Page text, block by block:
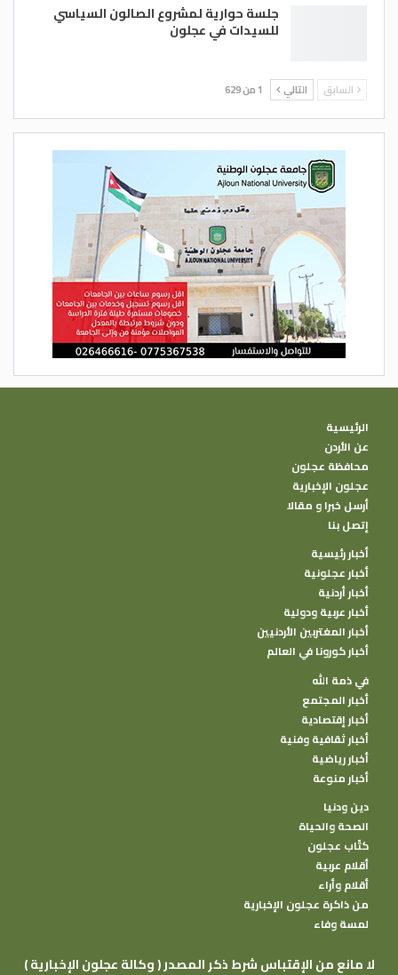
جلسة حوارية لمشروع الصالون السياسي
للسيدات في عجلون
السابق التالي 1 من 629
الرئيسية
عن الأردن
محافظة عجلون
عجلون الإخبارية
أرسل خبرا و مقالا
إتصل بنا
أخبار رئيسية
أخبار عجلونية
أخبار أردنية
أخبار عربية ودولية
أخبار المغتربين الأردنيين
أخبار كورونا في العالم
في ذمة الله
أخبار المجتمع
أخبار إقتصادية
أخبار ثقافية وفنية
أخبار رياضية
أخبار منوعة
دين ودنيا
الصحة والحياة
كتًاب عجلون
أقلام عربية
أقلام وأراء
من ذاكرة عجلون الإخبارية
لمسة وفاء
( وكالة عجلون الإخبارية ) لا مانع من الإقتباس شرط ذكر المصدر